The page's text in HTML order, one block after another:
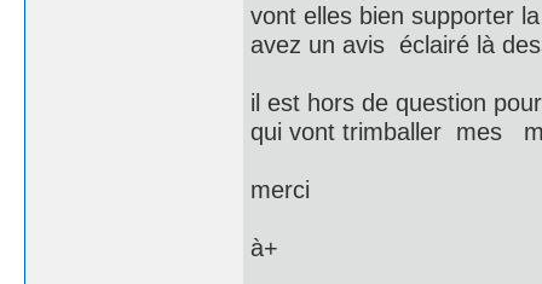
vont elles bien supporter
avez un avis éclairé là
il est hors de question
qui vont trimballer mes
merci
à+